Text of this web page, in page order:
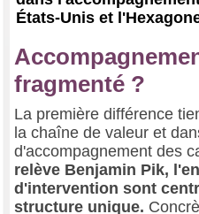
États-Unis et
fragmenté ?
La première différence
la chaîne de valeur et
d'accompagnement des
relève Benjamin Pik,
d'intervention sont
structure unique.